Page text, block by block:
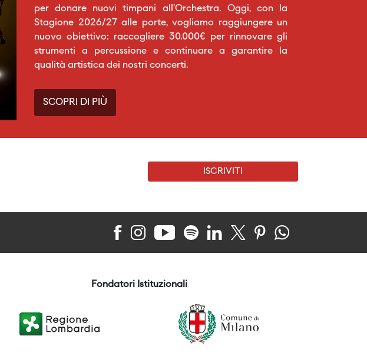
per donare nuovi timpani all’Orchestra. Oggi, con la
Stagione 2026/27 alle porte, vogliamo raggiungere un
nuovo obiettivo: raccogliere 30.000€ per rinnovare gli
strumenti a percussione e continuare a garantire la
qualità artistica dei nostri concerti.
SCOPRI DI PIÙ
ISCRIVITI
Fondatori Istituzionali